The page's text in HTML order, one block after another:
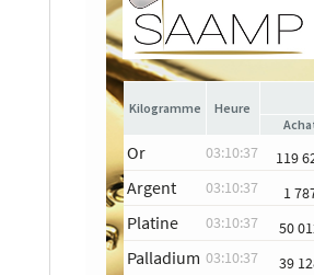
Heure
Or 03:10:37 119
Argent 03:10:37 1
Platine 03:10:37 50
Palladium 03:10:37 39